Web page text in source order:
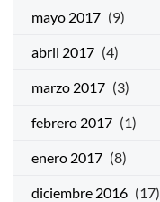
mayo 2017 (9)
abril 2017 (4)
marzo 2017 (3)
febrero 2017 (1)
enero 2017 (8)
diciembre 2016 (17)